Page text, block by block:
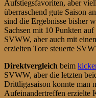
Aufstiegsfavoriten, aber
überraschend gute Saison
sind die Ergebnisse bisher
Sachsen mit 10 Punkten
SVWW, aber auch mit
erzielten Tore steuerte
Direktvergleich beim
SVWW, aber die letzten
Drittligasaison konnte man
Aufeinandertreffen erzielte